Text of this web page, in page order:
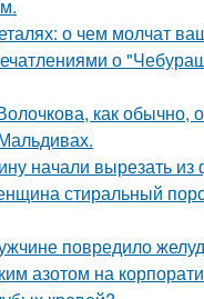
о чем молчат
о
как обычно,
начали вырезать
стиральный
повредило
азотом на